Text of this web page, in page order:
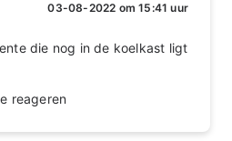
03-08-2022 om 15:41 uur
die nog in de koelkast ligt
reageren